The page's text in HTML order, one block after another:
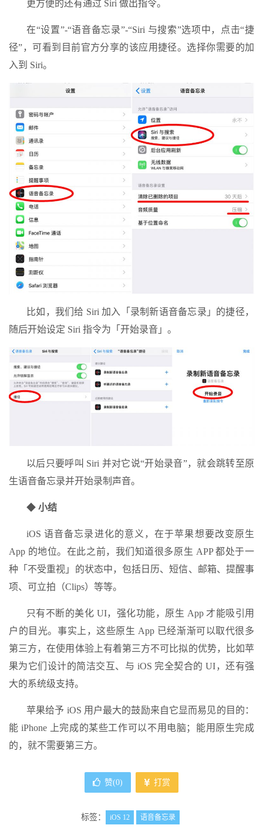
更方便的还有通过 Siri 做出指令。
在“设置”-“语音备忘录”-“Siri 与搜索”选项中，点击“捷
径”，可看到目前官方分享的该应用捷径。选择你需要的加
入到 Siri。
比如，我们给 Siri 加入「录制新语音备忘录」的捷径，
随后开始设定 Siri 指令为「开始录音」。
以后只要呼叫 Siri 并对它说“开始录音”，就会跳转至原
生语音备忘录并开始录制声音。
◆ 小结
iOS 语音备忘录进化的意义，在于苹果想要改变原生
App 的地位。在此之前，我们知道很多原生 APP 都处于一
种「不受重视」的状态中，包括日历、短信、邮箱、提醒事
项、可立拍（Clips）等等。
只有不断的美化 UI，强化功能，原生 App 才能吸引用
户的目光。事实上，这些原生 App 已经渐渐可以取代很多
第三方，在使用体验上有着第三方不可比拟的优势，比如苹
果为它们设计的简洁交互、与 iOS 完全契合的 UI，还有强
大的系统级支持。
苹果给予 iOS 用户最大的鼓励来自它显而易见的目的：
能 iPhone 上完成的某些工作可以不用电脑；能用原生完成
的，就不需要第三方。
赞(0) 打赏
标签： iOS 12 语音备忘录